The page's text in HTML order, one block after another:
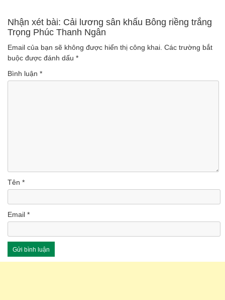
Phượng
(Lượt nghe: 34)
Nhận xét bài: Cải lương sân khấu Bông riềng trắng
Trọng Phúc Thanh Ngân
Email của bạn sẽ không được hiển thị công khai. Các trường bắt
buộc được đánh dấu *
Bình luận *
Tên *
Email *